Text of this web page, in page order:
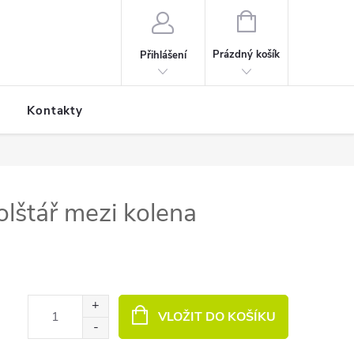
Přihlášení
NÁKUPNÍ KOŠÍK
Prázdný košík
Kontakty
mezi kolena
VLOŽIT DO KOŠÍKU